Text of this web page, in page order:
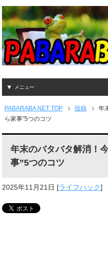
メニュー
PABARABA NET TOP 投稿
年
ら家事”5つのコツ
年末のバタバタ解消！
事”5つのコツ
2025年11月21日 [ライフハック]